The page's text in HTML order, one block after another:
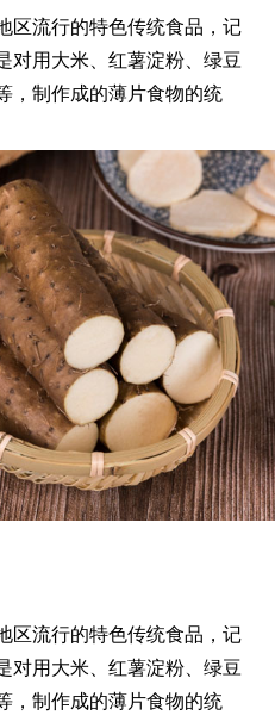
区流行的特色传统食品，记
对用大米、红薯淀粉、绿豆
，制作成的薄片食物的统
区流行的特色传统食品，记
对用大米、红薯淀粉、绿豆
，制作成的薄片食物的统